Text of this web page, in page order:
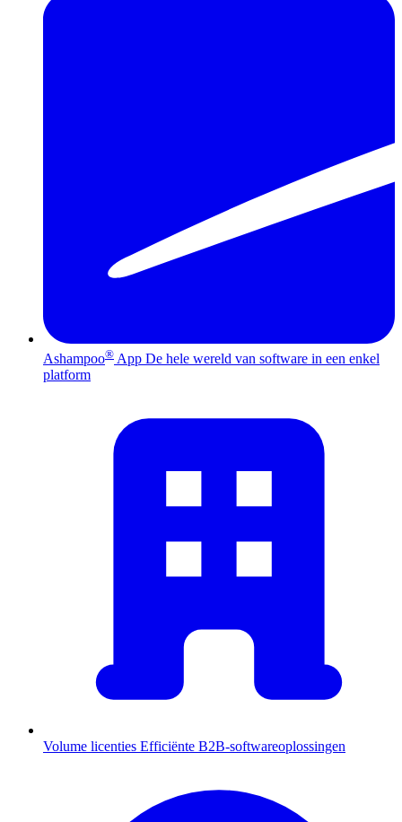
Ashampoo® App De hele wereld van software in een enkel
platform
Volume licenties Efficiënte B2B-softwareoplossingen